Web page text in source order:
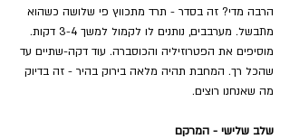
הרבה מדי? זה בסדר - תרד מתכווץ פי שלושה כשהוא
מתבשל. מערבבים, נותנים לו לקמול למשך 3-4 דקות.
מוסיפים את הפטרוזיליה והכוסברה. עוד דקה-שתיים עד
שהכל רך. המחבת תהיה מלאה בירוק בהיר - זה בדיוק
מה שאנחנו רוצים.
שלב שלישי - המרקם